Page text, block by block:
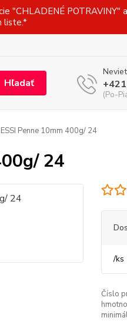
"CHLADENÉ
liste.*
Hľadať
(Po-
Penne 10mm 400g/ 24
24
/ks
Číslo